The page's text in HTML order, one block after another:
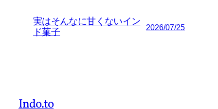
実はそんなに甘くないイン
ド菓子
2026/07/25
Indo.to